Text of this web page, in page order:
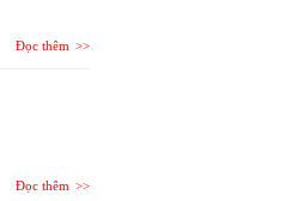
Đọc thêm
Đọc thêm